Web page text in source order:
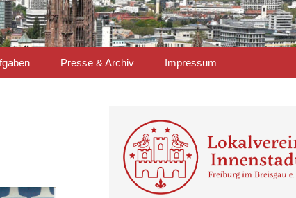
Presse & Archiv
Lärmbelastung sowie
den Lärmquellen
Impressum